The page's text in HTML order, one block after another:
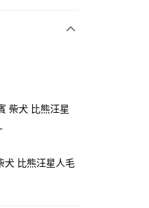
柴犬 比熊汪星
犬 比熊汪星人毛